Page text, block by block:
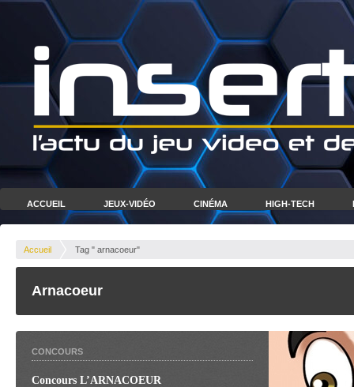
ACCUEIL JEUX-VIDÉO CINÉMA HIGH-TECH
Accueil Tag " arnacoeur"
Arnacoeur
CONCOURS
Concours L’ARNACOEUR